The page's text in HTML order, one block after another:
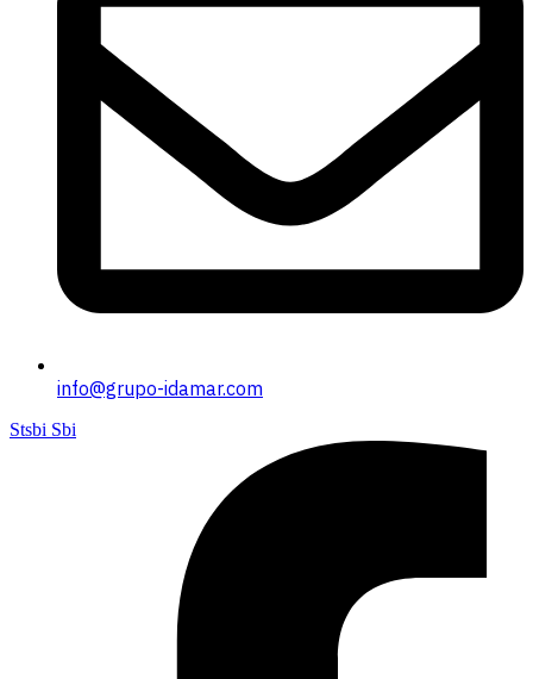
info@grupo-idamar.com
Stsbi Sbi